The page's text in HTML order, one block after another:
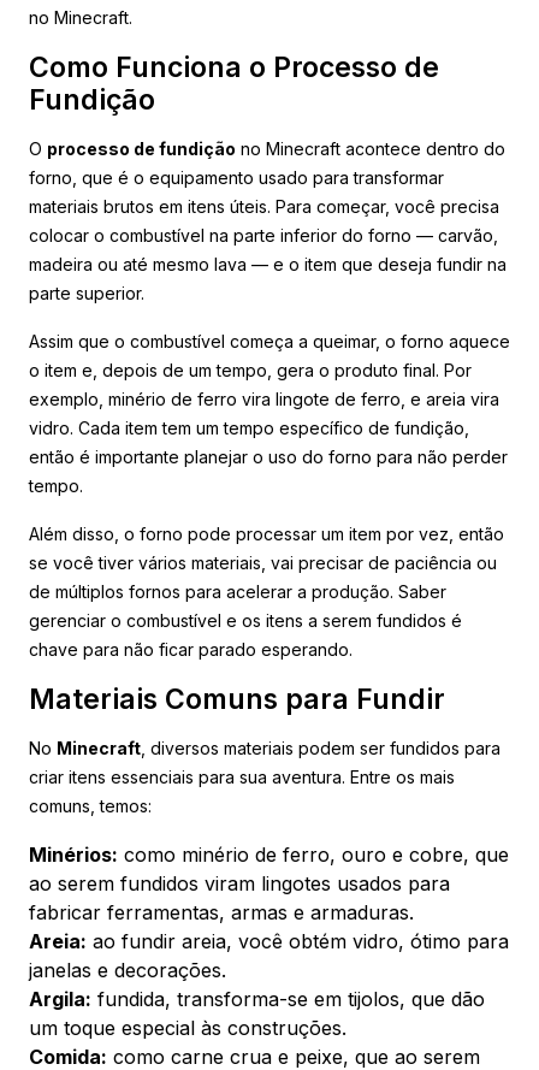
no Minecraft.
Como Funciona o Processo de
Fundição
O processo de fundição no Minecraft acontece dentro do
forno, que é o equipamento usado para transformar
materiais brutos em itens úteis. Para começar, você precisa
colocar o combustível na parte inferior do forno — carvão,
madeira ou até mesmo lava — e o item que deseja fundir na
parte superior.
Assim que o combustível começa a queimar, o forno aquece
o item e, depois de um tempo, gera o produto final. Por
exemplo, minério de ferro vira lingote de ferro, e areia vira
vidro. Cada item tem um tempo específico de fundição,
então é importante planejar o uso do forno para não perder
tempo.
Além disso, o forno pode processar um item por vez, então
se você tiver vários materiais, vai precisar de paciência ou
de múltiplos fornos para acelerar a produção. Saber
gerenciar o combustível e os itens a serem fundidos é
chave para não ficar parado esperando.
Materiais Comuns para Fundir
No Minecraft , diversos materiais podem ser fundidos para
criar itens essenciais para sua aventura. Entre os mais
comuns, temos:
Minérios: como minério de ferro, ouro e cobre, que
ao serem fundidos viram lingotes usados para
fabricar ferramentas, armas e armaduras.
Areia: ao fundir areia, você obtém vidro, ótimo para
janelas e decorações.
Argila: fundida, transforma-se em tijolos, que dão
um toque especial às construções.
Comida: como carne crua e peixe, que ao serem